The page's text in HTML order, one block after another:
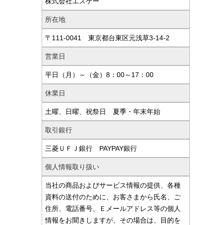
所在地
〒111-0041 東京都台東区元浅草3-14-2
営業日
平日（月）～（金）8：00～17：00
休業日
土曜、日曜、祝祭日 夏季・年末年始
取引銀行
三菱ＵＦＪ銀行 PAYPAY銀行
個人情報取り扱い
当社の商品およびサービス情報の提供、各種
資料の送付のために、お客さまから氏名、ご
住所、電話番号、Ｅメールアドレス等の個人
情報をお聞きしますが、その場合は、目的を